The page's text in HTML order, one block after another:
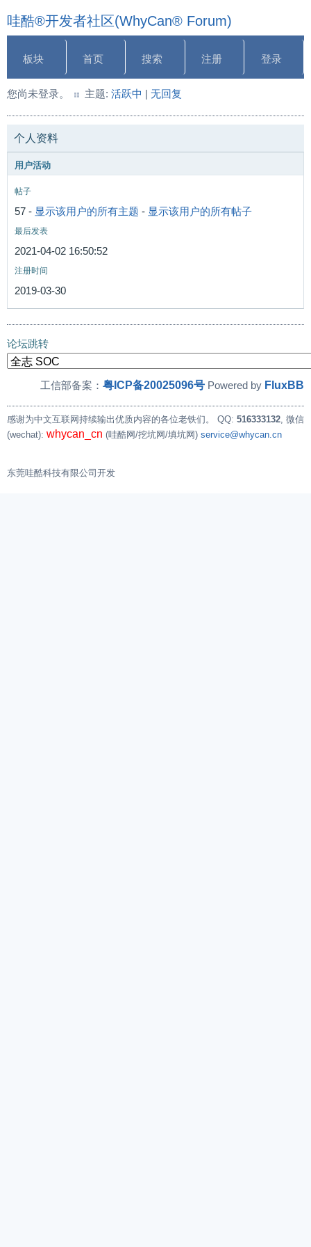
哇酷®开发者社区(WhyCan® Forum)
板块 首页 搜索 注册 登录
您尚未登录。 主题: 活跃中 | 无回复
个人资料
用户活动
帖子
57 - 显示该用户的所有主题 - 显示该用户的所有帖子
最后发表
2021-04-02 16:50:52
注册时间
2019-03-30
论坛跳转
工信部备案： 粤ICP备20025096号 Powered by FluxBB
感谢为中文互联网持续输出优质内容的各位老铁们。 QQ: 516333132, 微信
(wechat): whycan_cn (哇酷网/挖坑网/填坑网) service@whycan.cn
东莞哇酷科技有限公司开发